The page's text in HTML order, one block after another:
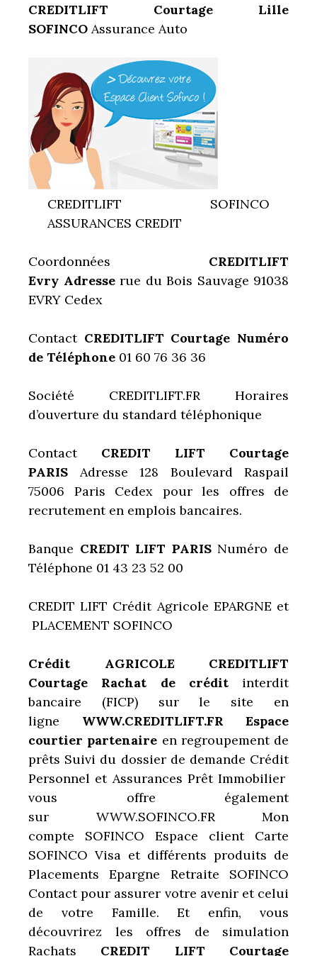
CREDITLIFT Courtage Lille
SOFINCO Assurance Auto
CREDITLIFT SOFINCO
ASSURANCES CREDIT
Coordonnées CREDITLIFT
Evry Adresserue du Bois Sauvage 91038
EVRY Cedex
ContactCREDITLIFT Courtage Numéro
de Téléphone 01 60 76 36 36
Société CREDITLIFT.FR Horaires
d’ouverture du standard téléphonique
Contact CREDIT LIFT Courtage
PARIS Adresse 128 Boulevard Raspail
75006 Paris Cedex pour les offres de
recrutement en emplois bancaires.
Banque CREDIT LIFT PARISNuméro de
Téléphone 01 43 23 52 00
CREDIT LIFT Crédit Agricole EPARGNE et
PLACEMENT SOFINCO
Crédit AGRICOLE
CREDITLIFT
Courtage Rachat de crédit interdit
bancaire (FICP) sur le site en
ligne WWW.CREDITLIFT.FR Espace
courtier partenaire en regroupement de
prêts Suivi du dossier de demande Crédit
Personnel et Assurances Prêt Immobilier
vous offre également
sur WWW.SOFINCO.FR Mon
compte SOFINCO Espace client Carte
SOFINCO Visa et différents produits de
Placements Epargne Retraite SOFINCO
Contact pour assurer votre avenir et celui
de votre Famille. Et enfin, vous
découvrirez les offres de simulation
Rachats CREDIT LIFT Courtage